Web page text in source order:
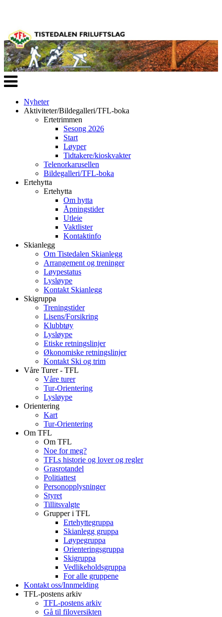
Veksle
navigasjon
Nyheter
Aktiviteter/Bildegalleri/TFL-boka
Ertetrimmen
Sesong 2026
Start
Løyper
Tidtakere/kioskvakter
Telenorkarusellen
Bildegalleri/TFL-boka
Ertehytta
Ertehytta
Om hytta
Åpningstider
Utleie
Vaktlister
Kontaktinfo
Skianlegg
Om Tistedalen Skianlegg
Arrangement og treninger
Løypestatus
Lysløype
Kontakt Skianlegg
Skigruppa
Treningstider
Lisens/Forsikring
Klubbtøy
Lysløype
Etiske retningslinjer
Økonomiske retningslinjer
Kontakt Ski og trim
Våre Turer - TFL
Våre turer
Tur-Orientering
Lysløype
Orientering
Kart
Tur-Orientering
Om TFL
Om TFL
Noe for meg?
TFLs historie og lover og regler
Grasrotandel
Politiattest
Personopplysninger
Styret
Tillitsvalgte
Grupper i TFL
Ertehyttegruppa
Skianlegg gruppa
Løypegruppa
Orienteringsgruppa
Skigruppa
Vedlikeholdsgruppa
For alle gruppene
Kontakt oss/Innmelding
TFL-postens arkiv
TFL-postens arkiv
Gå til filoversikten